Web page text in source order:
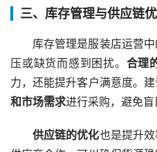
三、库存管理与供应链
库存管理是服装店运营
压或缺货而感到困扰。 合理
力，还能提升客户满意度。
和市场需求进行采购，避免盲
供应链的优化也是提升